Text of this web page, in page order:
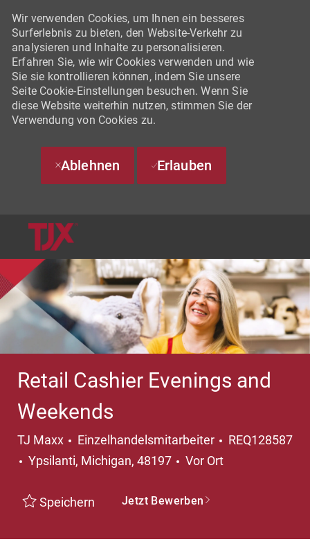
Wir verwenden Cookies, um Ihnen ein besseres
Surferlebnis zu bieten, den Website-Verkehr zu
analysieren und Inhalte zu personalisieren.
Erfahren Sie, wie wir Cookies verwenden und wie
Sie sie kontrollieren können, indem Sie unsere
Seite Cookie-Einstellungen besuchen. Wenn Sie
diese Website weiterhin nutzen, stimmen Sie der
Verwendung von Cookies zu.
Ablehnen Erlauben
Retail Cashier Evenings and
Weekends
TJ Maxx Kategorie
Einzelhandelsmitarbeiter
REQ128587
Ort
Ypsilanti, Michigan, 48197 Vor Ort
Speichern Jetzt Bewerben